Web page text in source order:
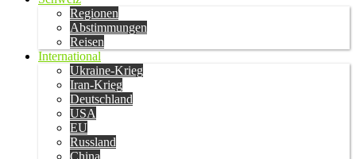
Regionen
Abstimmungen
Reisen
International
Ukraine-Krieg
Iran-Krieg
Deutschland
USA
EU
Russland
China